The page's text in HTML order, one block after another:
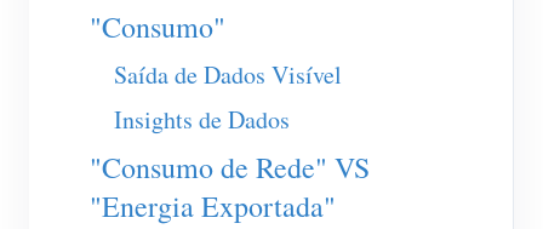
Monitor de consumo de eletricidade
Recursos
"Consumo"
Saída de Dados Visível
Insights de Dados
"Consumo de Rede" VS
"Energia Exportada"